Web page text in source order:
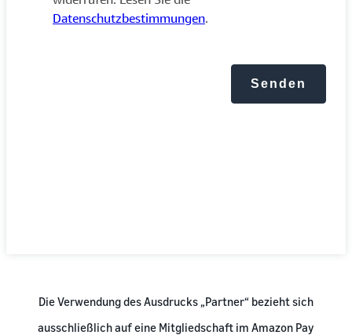
Die Verwendung des Ausdrucks „Partner“ bezieht sich
ausschließlich auf eine Mitgliedschaft im Amazon Pay